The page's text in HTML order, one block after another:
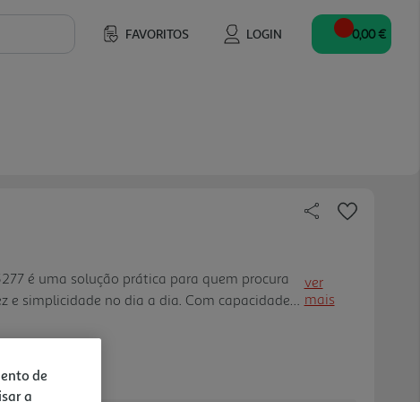
FAVORITOS LOGIN 0,00 €
é uma solução prática para quem procura
e simplicidade no dia a dia. Com capacidade
de chá, café e outra s bebidas quentes. O
a colocação da chaleira em qualquer posição.
ver
mais
de
a